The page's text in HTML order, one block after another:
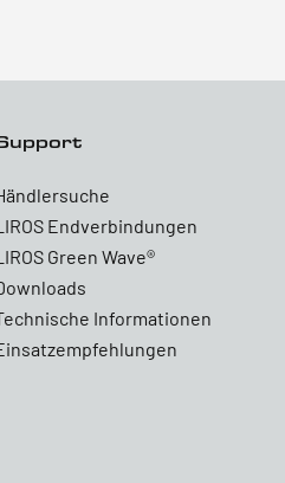
Endverbindungen
Green Wave®
Informationen